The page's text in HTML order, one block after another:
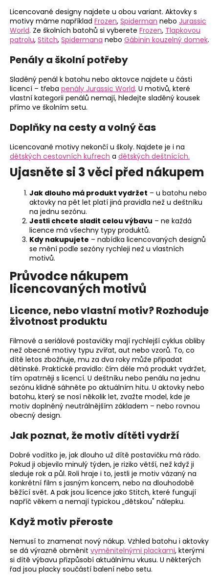
Licencované designy najdete u obou variant. Aktovky s
motivy máme například Frozen, Spiderman nebo Jurassic
World. Ze školních batohů si vyberete Frozen, Tlapkovou
patrolu, Stitch, Spidermana nebo Gábinin kouzelný domek.
Penály a školní potřeby
Sladěný penál k batohu nebo aktovce najdete u části
licencí – třeba penály Jurassic World. U motivů, které
vlastní kategorii penálů nemají, hledejte sladěný kousek
přímo ve školním setu.
Doplňky na cesty a volný čas
Licencované motivy nekončí u školy. Najdete je i na
dětských cestovních kufrech a dětských deštnících.
Ujasněte si 3 věci před nákupem
Jak dlouho má produkt vydržet – u batohu nebo
aktovky na pět let platí jiná pravidla než u deštníku
na jednu sezónu.
Jestli chcete sladit celou výbavu – ne každá
licence má všechny typy produktů.
Kdy nakupujete – nabídka licencovaných designů
se mění podle sezóny rychleji než u vlastních
motivů.
Průvodce nákupem
licencovaných motivů
Licence, nebo vlastní motiv? Rozhoduje
životnost produktu
Filmové a seriálové postavičky mají rychlejší cyklus obliby
než obecné motivy typu zvířat, aut nebo vzorů. To, co
dítě letos zbožňuje, mu za dva roky může připadat
dětinské. Praktické pravidlo: čím déle má produkt vydržet,
tím opatrněji s licencí. U deštníku nebo penálu na jednu
sezónu klidně sáhněte po aktuálním hitu. U aktovky nebo
batohu, který se nosí několik let, zvažte model, kde je
motiv doplněný neutrálnějším základem – nebo rovnou
obecný design.
Jak poznat, že motiv dítěti vydrží
Dobré vodítko je, jak dlouho už dítě postavičku má rádo.
Pokud ji objevilo minulý týden, je riziko větší, než když ji
sleduje rok a půl. Roli hraje i to, jestli je motiv vázaný na
konkrétní film s jasným koncem, nebo na dlouhodobě
běžící svět. A pak jsou licence jako Stitch, které fungují
napříč věkem a nemají typickou „dětskou" nálepku.
Když motiv přeroste
Nemusí to znamenat nový nákup. Vzhled batohu i aktovky
se dá výrazně obměnit vyměnitelnými plackami, kterými
si dítě výbavu přizpůsobí aktuálnímu vkusu. U některých
řad jsou placky součástí balení nebo setu.